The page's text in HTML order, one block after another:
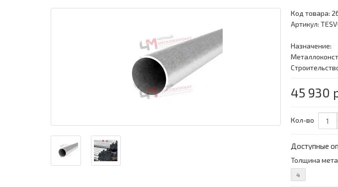
Код товара:
Артикул:
Назначение:
45 930
Кол-во
Доступные
Толщина
4